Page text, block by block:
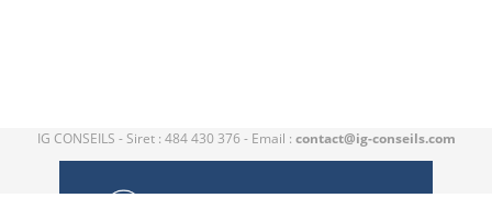
IG CONSEILS - Siret : 484 430 376 - Email : contact@ig-conseils.com